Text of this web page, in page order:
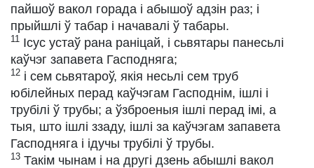
пайшоў вакол горада і абышоў адзін раз; і
прыйшлі ў табар і начавалі ў табары.
11 Ісус устаў рана раніцай, і сьвятары панесьлі
каўчэг запавета Гасподняга;
12 і сем сьвятароў, якія несьлі сем труб
юбілейных перад каўчэгам Гасподнім, ішлі і
трубілі ў трубы; а ўзброеныя ішлі перад імі, а
тыя, што ішлі ззаду, ішлі за каўчэгам запавета
Гасподняга і ідучы трубілі ў трубы.
13 Такім чынам і на другі дзень абышлі вакол